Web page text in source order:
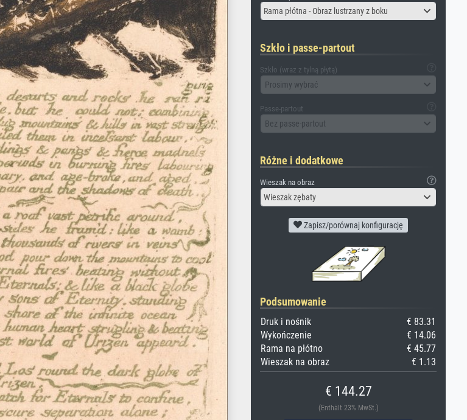
Rama płótna - Obraz lustrzany z boku
Szkło i passe-partout
Szkło (wraz z tylną płytą)
Prosimy wybrać
Passe-partout
Bez passe-partout
Różne i dodatkowe
Wieszak na obraz
Wieszak zębaty
Zapisz/porównaj konfigurację
Podsumowanie
Druk i nośnik
€ 83.31
Wykończenie
€ 14.06
Rama na płótno
€ 45.77
Wieszak na obraz
€ 1.13
€ 144.27
(Enthält 23% MwSt.)